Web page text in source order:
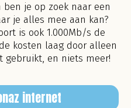
je op zoek naar een
je alles mee aan kan?
is ook 1.000Mb/s de
kosten laag door alleen
gebruikt, en niets meer!
internet